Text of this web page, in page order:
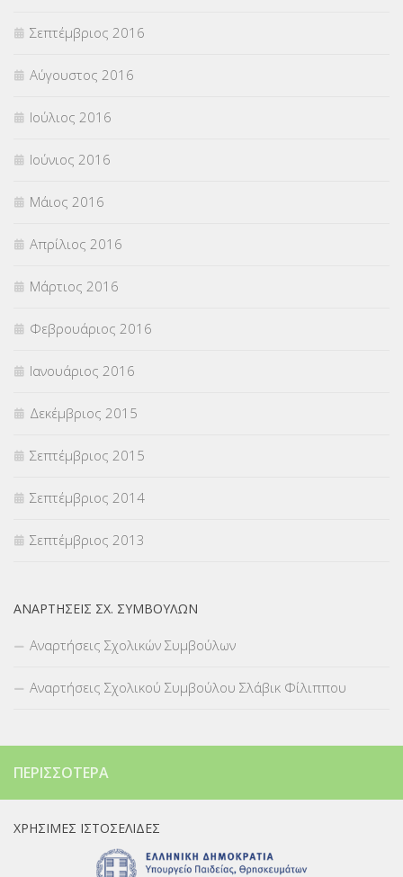
Σεπτέμβριος 2016
Αύγουστος 2016
Ιούλιος 2016
Ιούνιος 2016
Μάιος 2016
Απρίλιος 2016
Μάρτιος 2016
Φεβρουάριος 2016
Ιανουάριος 2016
Δεκέμβριος 2015
Σεπτέμβριος 2015
Σεπτέμβριος 2014
Σεπτέμβριος 2013
ΑΝΑΡΤΉΣΕΙΣ ΣΧ. ΣΥΜΒΟΎΛΩΝ
Αναρτήσεις Σχολικών Συμβούλων
Αναρτήσεις Σχολικού Συμβούλου Σλάβικ Φίλιππου
ΠΕΡΙΣΣΌΤΕΡΑ
ΧΡΉΣΙΜΕΣ ΙΣΤΟΣΕΛΊΔΕΣ